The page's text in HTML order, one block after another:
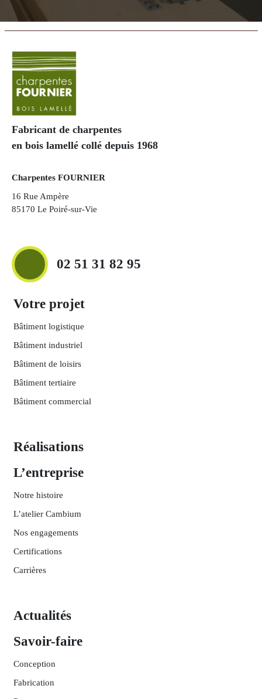
Fabricant de charpentes
en bois lamellé collé depuis 1968
Charpentes FOURNIER
16 Rue Ampère
85170 Le Poiré-sur-Vie
02 51 31 82 95
Votre projet
Bâtiment logistique
Bâtiment industriel
Bâtiment de loisirs
Bâtiment tertiaire
Bâtiment commercial
Réalisations
L’entreprise
Notre histoire
L’atelier Cambium
Nos engagements
Certifications
Carrières
Actualités
Savoir-faire
Conception
Fabrication